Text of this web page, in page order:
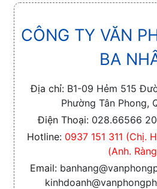
CÔNG TY VĂN
BA
Địa chỉ: B1-09 Hẻm 515
Phường Tân Phong,
Điện Thoại: 028.66566
Hotline: 0937 151 311 (Chị.
(Anh.
Email: